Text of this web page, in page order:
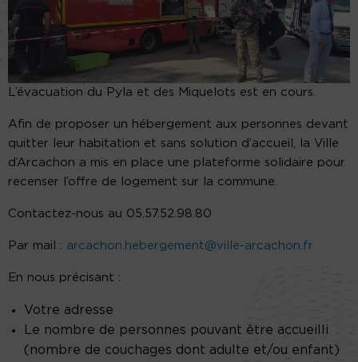
L’évacuation du Pyla et des Miquelots est en cours.
Afin de proposer un hébergement aux personnes devant
quitter leur habitation et sans solution d’accueil, la Ville
d’Arcachon a mis en place une plateforme solidaire pour
recenser l’offre de logement sur la commune.
Contactez-nous au 05.57.52.98.80
Par mail : arcachon.hebergement@ville-arcachon.fr
En nous précisant :
Votre adresse
Le nombre de personnes pouvant être accueilli
(nombre de couchages dont adulte et/ou enfant)